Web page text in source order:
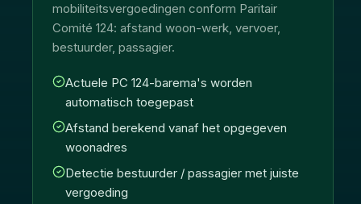
mobiliteitsvergoedingen conform Paritair
Comité 124: afstand woon-werk, vervoer,
bestuurder, passagier.
Actuele PC 124-barema's worden
automatisch toegepast
Afstand berekend vanaf het opgegeven
woonadres
Detectie bestuurder / passagier met juiste
vergoeding